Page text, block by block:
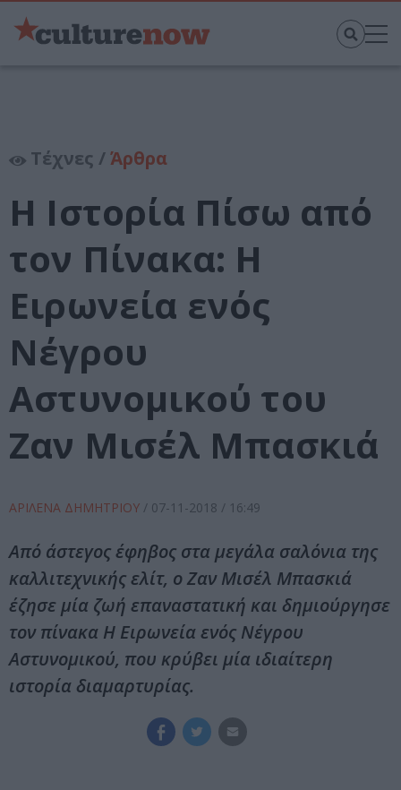
Τέχνες /Άρθρα
Η Ιστορία Πίσω από
τον Πίνακα: Η
Ειρωνεία ενός
Νέγρου
Αστυνομικού του
Ζαν Μισέλ Μπασκιά
ΑΡΙΛΕΝΑ ΔΗΜΗΤΡΙΟΥ / 07-11-2018 / 16:49
Από άστεγος έφηβος στα μεγάλα σαλόνια της
καλλιτεχνικής ελίτ, ο Ζαν Μισέλ Μπασκιά
έζησε μία ζωή επαναστατική και δημιούργησε
τον πίνακα Η Ειρωνεία ενός Νέγρου
Αστυνομικού, που κρύβει μία ιδιαίτερη
ιστορία διαμαρτυρίας.